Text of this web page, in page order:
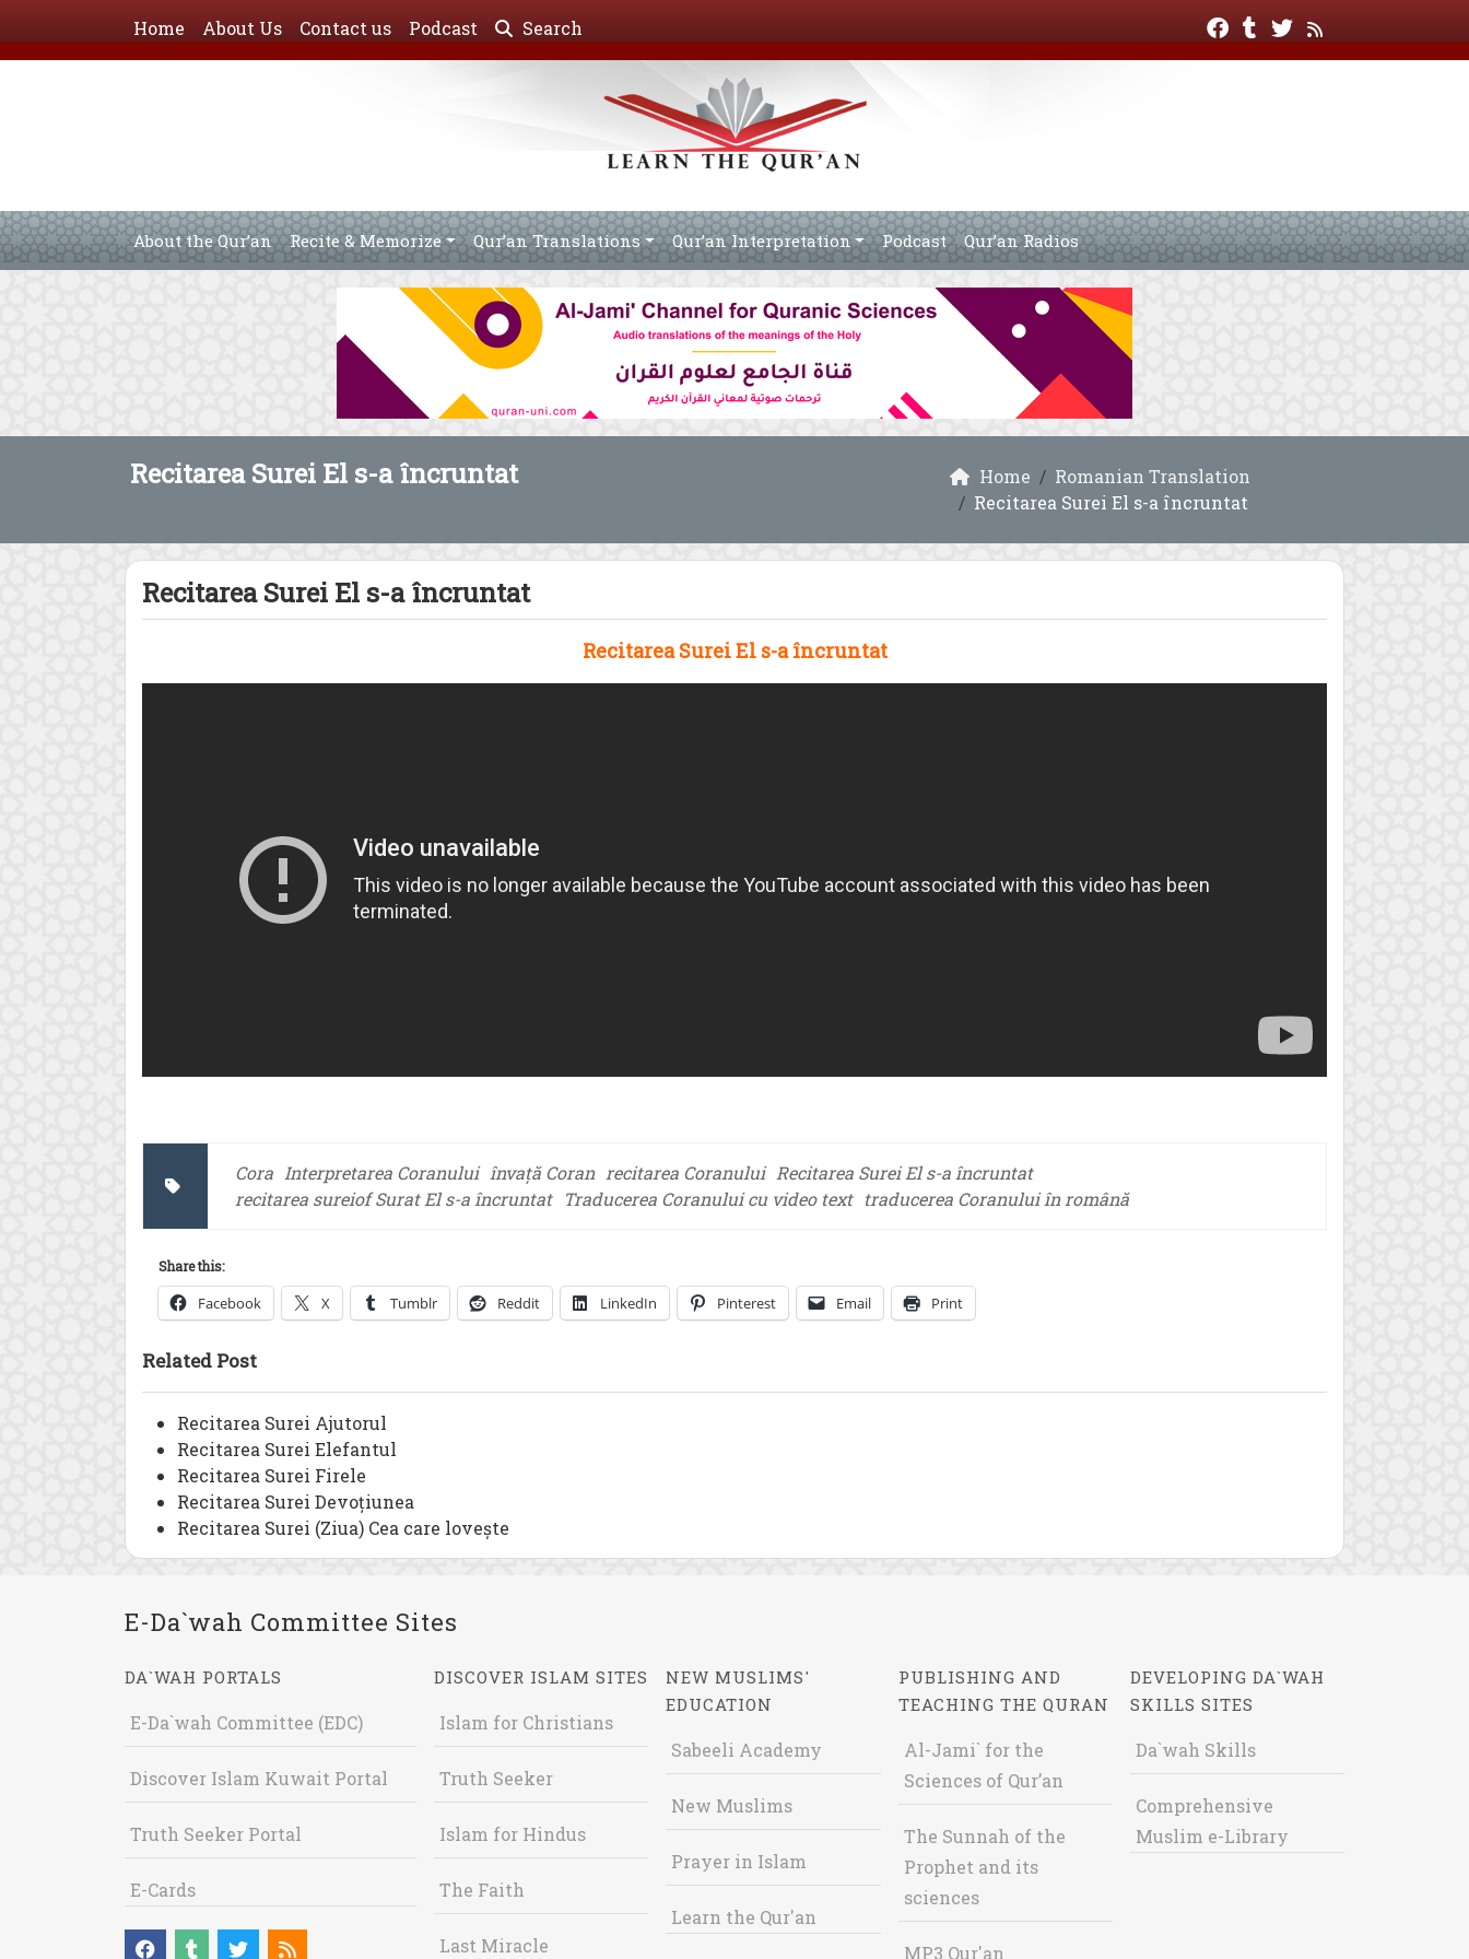
Home About Us Contact us Podcast Search
About the Qur’an Recite & Memorize Qur’an Translations Qur’an Interpretation Podcast Qur’an Radios
Recitarea Surei El s-a încruntat Home
Romanian Translation
Recitarea Surei El s-a încruntat
Recitarea Surei El s-a încruntat
Recitarea Surei El s-a încruntat
Cora Interpretarea Coranului învață Coran recitarea Coranului Recitarea Surei El s-a încruntat
recitarea sureiof Surat El s-a încruntat
Traducerea Coranului cu video text traducerea Coranului în română
Share this:
Facebook X Tumblr Reddit LinkedIn Pinterest Email Print
Related Post
Recitarea Surei Ajutorul
Recitarea Surei Elefantul
Recitarea Surei Firele
Recitarea Surei Devoțiunea
Recitarea Surei (Ziua) Cea care lovește
E-Da`wah Committee Sites
DA`WAH PORTALS
E-Da`wah Committee (EDC)
Discover Islam Kuwait Portal
Truth Seeker Portal
E-Cards
DISCOVER ISLAM SITES
Islam for Christians
Truth Seeker
Islam for Hindus
The Faith
Last Miracle
NEW MUSLIMS'
EDUCATION
Sabeeli Academy
New Muslims
Prayer in Islam
Learn the Qur'an
PUBLISHING AND
TEACHING THE QURAN
Al-Jami` for the
Sciences of Qur’an
The Sunnah of the
Prophet and its
sciences
MP3 Qur'an
DEVELOPING DA`WAH
SKILLS SITES
Da`wah Skills
Comprehensive
Muslim e-Library